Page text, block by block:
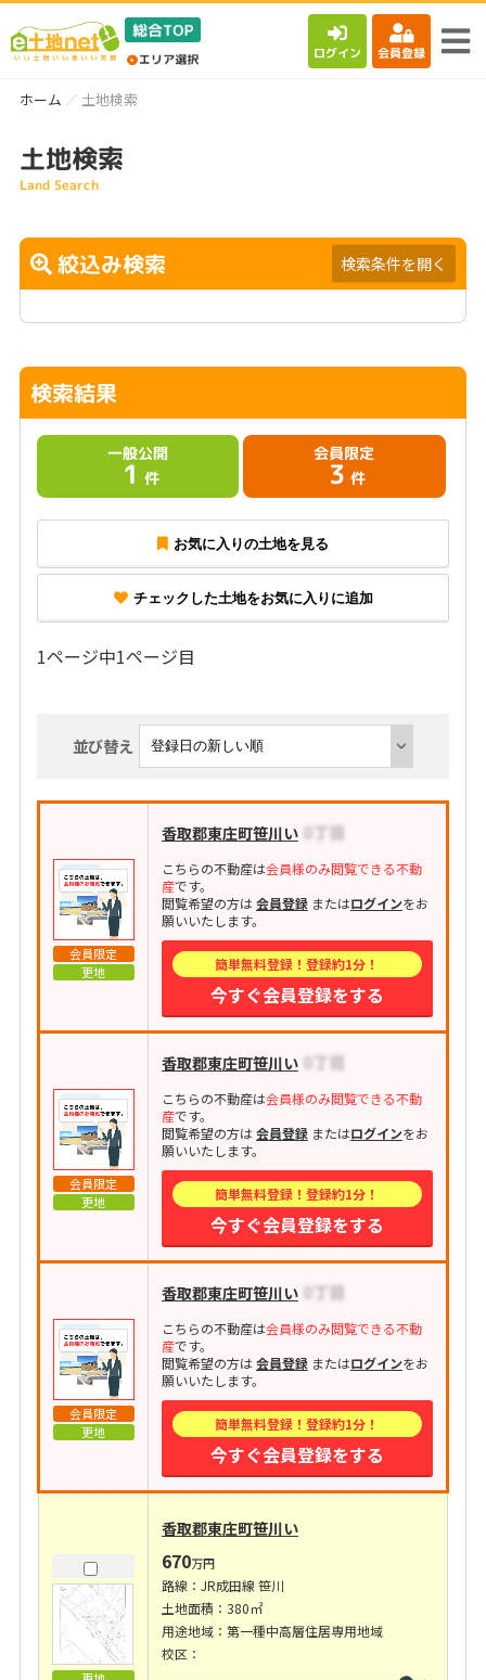
ログイン 会員登録
ホーム 土地検索
土地検索
Land Search
絞込み検索 検索条件を開く
検索結果
一般公開
1 件
会員限定
3 件
お気に入りの土地を見る
チェックした土地をお気に入りに追加
1ページ中1ページ目
並び替え
会員限定
更地
香取郡東庄町笹川い
こちらの不動産は会員様のみ閲覧できる不動
産です。
閲覧希望の方は会員登録またはログインをお
願いいたします。
簡単無料登録！登録約1分！
今すぐ会員登録をする
会員限定
更地
香取郡東庄町笹川い
こちらの不動産は会員様のみ閲覧できる不動
産です。
閲覧希望の方は会員登録またはログインをお
願いいたします。
簡単無料登録！登録約1分！
今すぐ会員登録をする
会員限定
更地
香取郡東庄町笹川い
こちらの不動産は会員様のみ閲覧できる不動
産です。
閲覧希望の方は会員登録またはログインをお
願いいたします。
簡単無料登録！登録約1分！
今すぐ会員登録をする
香取郡東庄町笹川い
670万円
路線：JR成田線 笹川
土地面積：380㎡
用途地域：第一種中高層住居専用地域
校区：